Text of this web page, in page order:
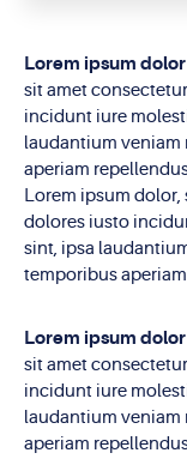
Lorem ipsum dolor
sit amet
incidunt iure
laudantium
aperiam
Lorem ipsum
dolores iusto
sint, ipsa
temporibus
Lorem ipsum dolor
sit amet
incidunt iure
laudantium
aperiam